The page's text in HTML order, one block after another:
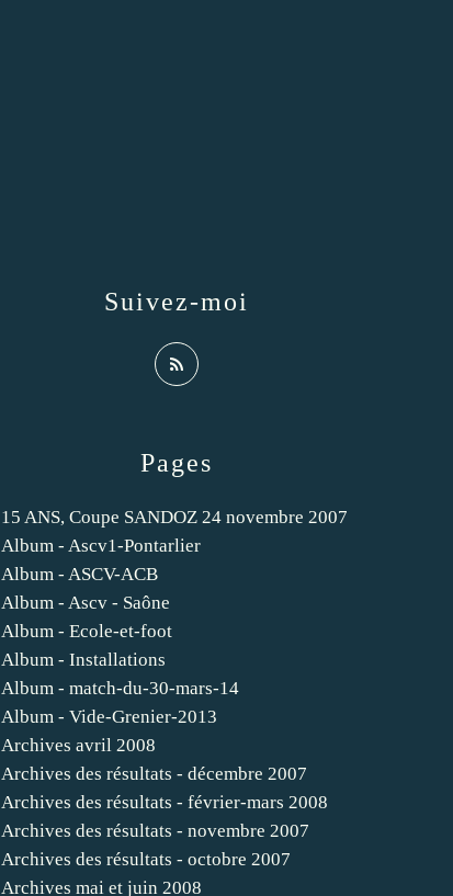
Pages
15 ANS, Coupe SANDOZ 24 novembre 2007
Album - Ascv1-Pontarlier
Album - ASCV-ACB
Album - Ascv - Saône
Album - Ecole-et-foot
Album - Installations
Album - match-du-30-mars-14
Album - Vide-Grenier-2013
Archives avril 2008
Archives des résultats - décembre 2007
Archives des résultats - février-mars 2008
Archives des résultats - novembre 2007
Archives des résultats - octobre 2007
Archives mai et juin 2008
Suivez-moi